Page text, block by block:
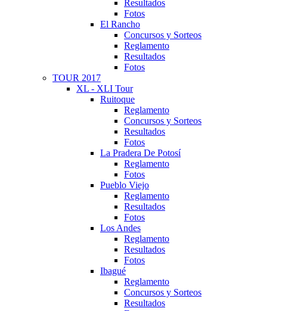
Resultados
Fotos
El Rancho
Concursos y Sorteos
Reglamento
Resultados
Fotos
TOUR 2017
XL - XLI Tour
Ruitoque
Reglamento
Concursos y Sorteos
Resultados
Fotos
La Pradera De Potosí
Reglamento
Fotos
Pueblo Viejo
Reglamento
Resultados
Fotos
Los Andes
Reglamento
Resultados
Fotos
Ibagué
Reglamento
Concursos y Sorteos
Resultados